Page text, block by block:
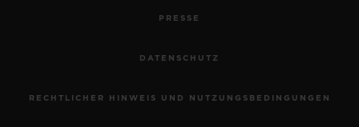
PRESSE
DATENSCHUTZ
RECHTLICHER HINWEIS UND NUTZUNGSBEDINGUNGEN